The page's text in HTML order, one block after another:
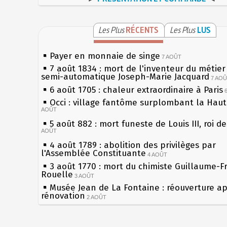
Les PlusRÉCENTS Les Plus LUS
Payer en monnaie de singe 7 AOÛT
7 août 1834 : mort de l'inventeur du
semi-automatique Joseph-Marie Jacquard 7
6 août 1705 : chaleur extraordinaire à Paris
Occi : village fantôme surplombant la
AOÛT
5 août 882 : mort funeste de Louis III, roi
AOÛT
4 août 1789 : abolition des privilèges par
l'Assemblée Constituante 4 AOÛT
3 août 1770 : mort du chimiste Guillaume-
Rouelle 3 AOÛT
Musée Jean de La Fontaine : réouverture
rénovation 2 AOÛT
2 août 1802 : Bonaparte est nommé